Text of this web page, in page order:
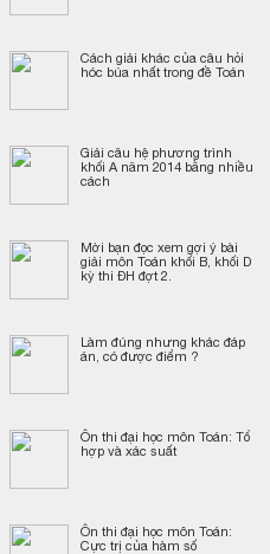
Cách giải khác của câu hỏi
hóc búa nhất trong đề Toán
Giải câu hệ phương trình
khối A năm 2014 bằng nhiều
cách
Mời bạn đọc xem gợi ý bài
giải môn Toán khối B, khối D
kỳ thi ĐH đợt 2.
Làm đúng nhưng khác đáp
án, có được điểm ?
Ôn thi đại học môn Toán: Tổ
hợp và xác suất
Ôn thi đại học môn Toán:
Cực trị của hàm số